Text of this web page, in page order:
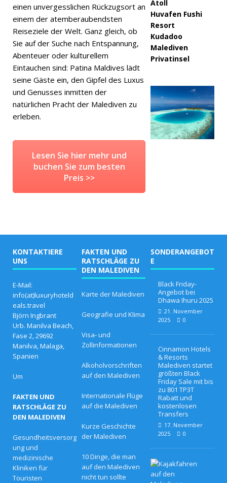
einen unvergesslichen Rückzugsort an
einem der atemberaubendsten
Reiseziele der Welt. Ganz gleich, ob
Sie auf der Suche nach Entspannung,
Abenteuer oder kulturellem
Eintauchen sind: Patina Maldives lädt
seine Gäste ein, den Gipfel des Luxus
und Genusses inmitten der
natürlichen Pracht der Malediven zu
erleben.
Lesen Sie hier mehr und
buchen Sie zum besten
Preis >>
Atoll
Huvafen Fushi
Resort
Kudadoo
Malediven
Privatinsel
KONTAKTIERE
UNS
E-Mail:
info(at)luxuryhoteld
eals.travel
Björn Ingbrant
Urb. Manilva Beach,
Fase 2, 29692
Manilva, Malaga,
Spanien
Um
FAKTEN UND
RATSCHLÄGE ZU
DEN MALEDIVEN
Gesundheitsversorg
ung und
medizinische
Kliniken für
Touristen
FAKTEN UND
RATSCHLÄGE ZU
DEN MALEDIVEN
Karte der Malediven
Geografie und Klima
Visa- und
Zollinformationen
Alkoholvorschriften
auf den Malediven
Internationale Flüge
auf die Malediven
Kurze Geschichte
der Malediven
10 Dinge, die man
auf den Malediven
nicht tun sollte
SONDERANGEBOT
E
Black Friday-
Angebot bei
Dhawa Ihuru 2025
21. November
2025
0
Cinnamon Hotels
& Resorts
Malediven startet
größten Black
Friday Sale mit bis
zu 801 TP3T
Rabatt und
kostenlosen
Transfers
17. November
2025
0